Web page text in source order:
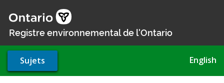
au
contenu
Registre environnemental de l'Ontario
Sujets English